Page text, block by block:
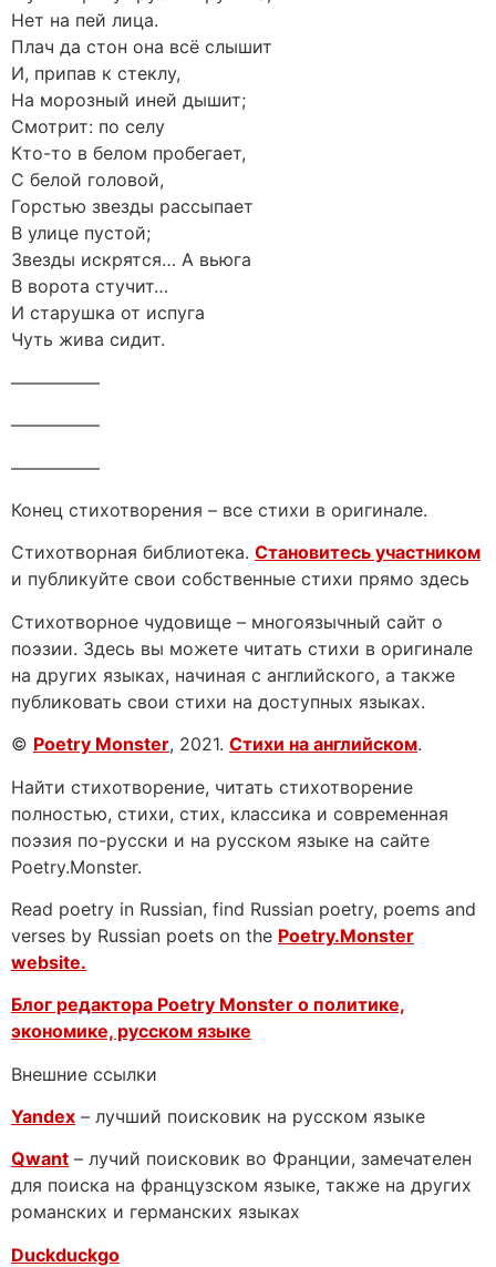
Нет на пей лица.
Плач да стон она всё слышит
И, припав к стеклу,
На морозный иней дышит;
Смотрит: по селу
Кто-то в белом пробегает,
С белой головой,
Горстью звезды рассыпает
В улице пустой;
Звезды искрятся… А вьюга
В ворота стучит…
И старушка от испуга
Чуть жива сидит.
—————
—————
—————
Конец стихотворения – все стихи в оригинале.
Стихотворная библиотека. Становитесь участником
и публикуйте свои собственные стихи прямо здесь
Стихотворное чудовище – многоязычный сайт о
поэзии. Здесь вы можете читать стихи в оригинале
на других языках, начиная с английского, а также
публиковать свои стихи на доступных языках.
© Poetry Monster, 2021. Стихи на английском.
Найти стихотворение, читать стихотворение
полностью, стихи, стих, классика и современная
поэзия по-русски и на русском языке на сайте
Poetry.Monster.
Read poetry in Russian, find Russian poetry, poems and
verses by Russian poets on the Poetry.Monster
website.
Блог редактора Poetry Monster о политике,
экономике, русском языке
Внешние ссылки
Yandex – лучший поисковик на русском языке
Qwant – лучий поисковик во Франции, замечателен
для поиска на французском языке, также на других
романских и германских языках
Duckduckgo